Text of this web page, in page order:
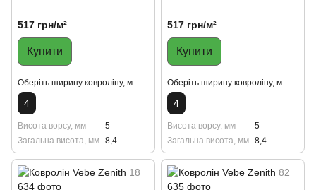
517 грн/м²
Купити
Оберіть ширину ковроліну, м
4
Висота ворсу, мм
5
Загальна висота, мм 8,4
517 грн/м²
Купити
Оберіть ширину ковроліну, м
4
Висота ворсу, мм
5
Загальна висота, мм 8,4